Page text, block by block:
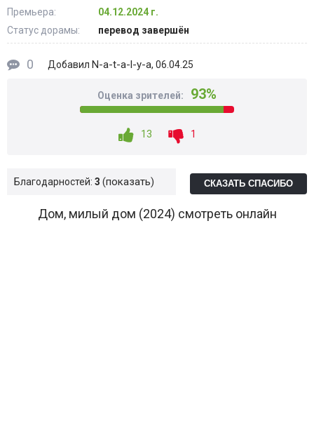
Премьера:
04.12.2024 г.
Статус дорамы:
перевод завершён
0 Добавил N-a-t-a-l-y-a, 06.04.25
Оценка зрителей: 93%
13 1
Благодарностей: 3 показать СКАЗАТЬ СПАСИБО
Дом, милый дом (2024) смотреть онлайн